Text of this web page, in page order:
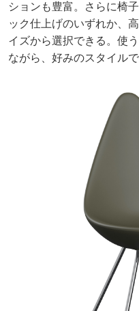
ションも豊富。さらに椅
ック仕上げのいずれか、
イズから選択できる。使
ながら、好みのスタイル